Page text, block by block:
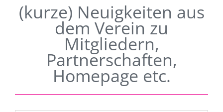
(kurze) Neuigkeiten aus
dem Verein zu
Mitgliedern,
Partnerschaften,
Homepage etc.